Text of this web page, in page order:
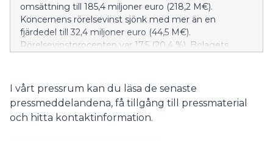
omsättning till 185,4 miljoner euro (218,2 M€).
Koncernens rörelsevinst sjönk med mer än en
fjärdedel till 32,4 miljoner euro (44,5 M€).
Rörelsevinstprocenten var 17,5 (20,4 %). Bolagets
landade på 18,5 miljoner euro (37,2 M€).
I vårt pressrum kan du läsa de senaste
pressmeddelandena, få tillgång till pressmaterial
och hitta kontaktinformation.